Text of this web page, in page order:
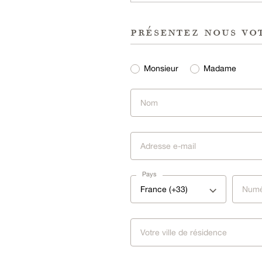
présentez nous
Monsieur Madame
Pays
France (+33)